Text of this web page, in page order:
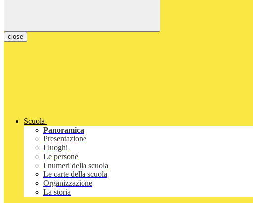
close
Scuola
Panoramica
Presentazione
I luoghi
Le persone
I numeri della scuola
Le carte della scuola
Organizzazione
La storia